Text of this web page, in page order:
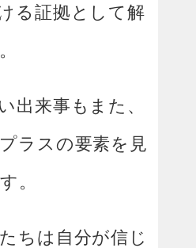
る証拠として解
出来事もまた、
ラスの要素を見
。
ちは自分が信じ